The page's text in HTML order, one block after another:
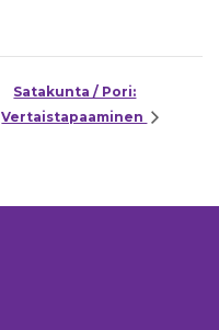
Satakunta / Pori:
Vertaistapaaminen